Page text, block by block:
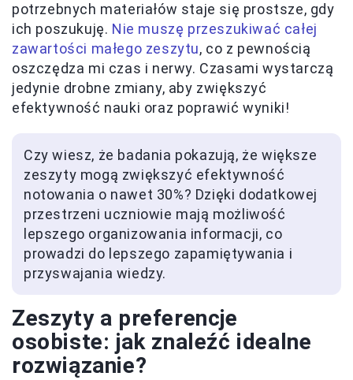
potrzebnych materiałów staje się prostsze, gdy
ich poszukuję. Nie muszę przeszukiwać całej
zawartości małego zeszytu, co z pewnością
oszczędza mi czas i nerwy. Czasami wystarczą
jedynie drobne zmiany, aby zwiększyć
efektywność nauki oraz poprawić wyniki!
Czy wiesz, że badania pokazują, że większe
zeszyty mogą zwiększyć efektywność
notowania o nawet 30%? Dzięki dodatkowej
przestrzeni uczniowie mają możliwość
lepszego organizowania informacji, co
prowadzi do lepszego zapamiętywania i
przyswajania wiedzy.
Zeszyty a preferencje
osobiste: jak znaleźć idealne
rozwiązanie?